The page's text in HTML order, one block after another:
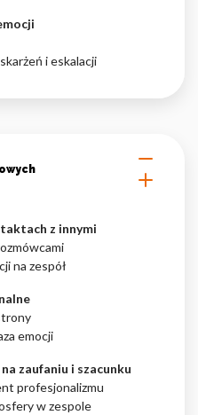
i eskalacji
z innymi
na zespół
emocji
zaufaniu i szacunku
profesjonalizmu
w zespole